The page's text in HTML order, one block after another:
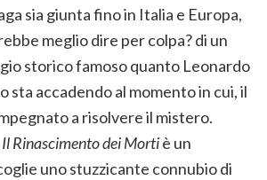
sia giunta fino in Italia e Europa,
meglio dire per colpa? di un
storico famoso quanto Leonardo
sta accadendo al momento in cui, il
a risolvere il mistero.
Rinascimento dei Mortiè un
uno stuzzicante connubio di